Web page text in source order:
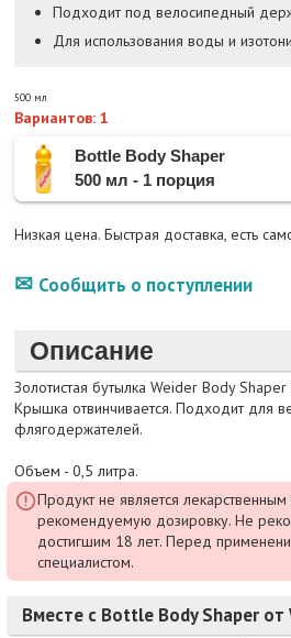
Подходит под велосипедный
Для использования воды и
500 мл
Вариантов: 1
Bottle Body Shaper
500 мл - 1 порция
Низкая цена. Быстрая доставка, есть
Сообщить о поступлении
Описание
Золотистая бутылка Weider Body
Крышка отвинчивается. Подходит для
флягодержателей.
Объем - 0,5 литра.
Продукт не является
рекомендуемую дозировку. Не
достигшим 18 лет. Перед
специалистом.
Вместе с Bottle Body Shaper от